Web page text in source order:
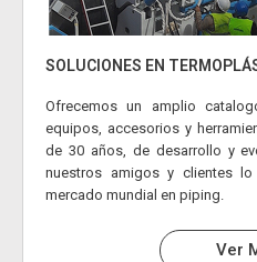
SOLUCIONES EN
Ofrecemos un amplio
equipos, accesorios y
de 30 años, de desarrollo y
nuestros amigos y clientes
mercado mundial en piping.
Ver